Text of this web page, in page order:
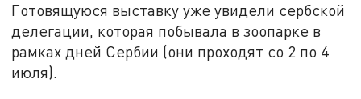
Готовящуюся выставку уже увидели сербской
делегации, которая побывала в зоопарке в
рамках дней Сербии (они проходят со 2 по 4
июля).